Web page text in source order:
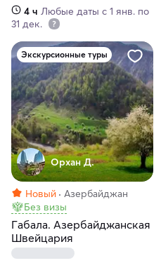
4 ч Любые даты с 1 янв. по
31 дек.
Экскурсионные туры
Орхан Д.
Новый
Азербайджан
Без визы
Габала. Азербайджанская
Швейцария